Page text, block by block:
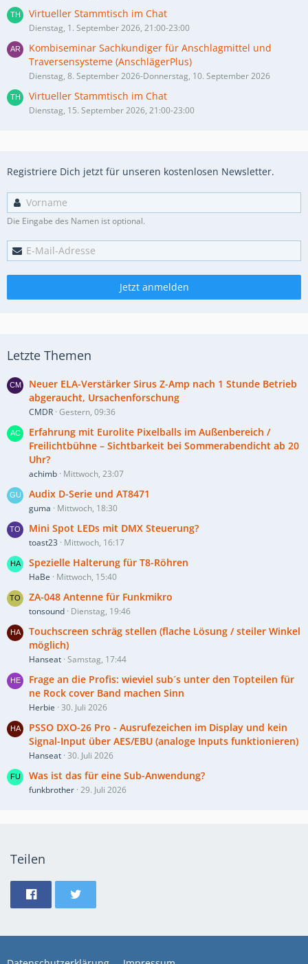
Virtueller Stammtisch im Chat
Dienstag, 1. September 2026, 21:00-23:00
Kombiseminar Sachkundiger für Anschlagmittel und
Traversensysteme (AnschlägerPlus)
Dienstag, 8. September 2026-Donnerstag, 10. September 2026
Virtueller Stammtisch im Chat
Dienstag, 15. September 2026, 21:00-23:00
Registriere Dich jetzt für unseren kostenlosen Newsletter.
Die Eingabe des Namen ist optional.
Jetzt anmelden
Letzte Themen
Neuer ELA-Verstärker Sirus Z-Amp nach 1 Stunde Betrieb
abgeraucht, Ursachenforschung
CMDR Gestern, 09:36
Erfahrung mit Eurolite Pixelballs im Außenbereich /
Freilichtbühne – Sichtbarkeit bei Sommerabendicht ab 20
Uhr?
achimb Mittwoch, 23:07
Audix D-Serie und AT8471
guma Mittwoch, 18:30
Mini Spot LEDs mit DMX Steuerung?
toast23 Mittwoch, 16:17
Spezielle Halterung für T8-Röhren
HaBe Mittwoch, 15:40
ZA-048 Antenne für Funkmikro
tonsound Dienstag, 19:46
Touchscreen schräg stellen (flache Lösung / steiler Winkel
möglich)
Hanseat Samstag, 17:44
Frage an die Profis: wieviel sub´s unter den Topteilen für
ne Rock cover Band machen Sinn
Herbie 30. Juli 2026
PSSO DXO-26 Pro - Ausrufezeichen im Display und kein
Signal-Input über AES/EBU (analoge Inputs funktionieren)
Hanseat 30. Juli 2026
Was ist das für eine Sub-Anwendung?
funkbrother 29. Juli 2026
Teilen